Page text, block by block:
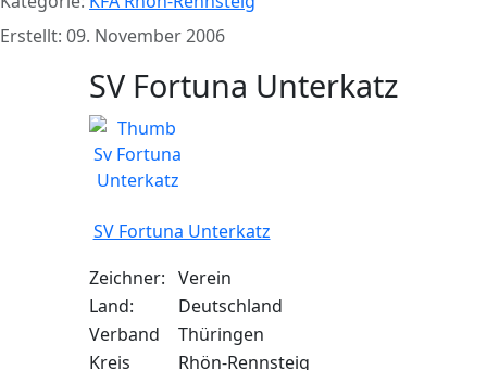
Erstellt: 09. November 2006
SV Fortuna Unterkatz
SV Fortuna Unterkatz
Zeichner: Verein
Land:
Deutschland
Verband
Thüringen
Kreis
Rhön-Rennsteig